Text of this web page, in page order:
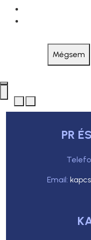
Mégsem
PR
Email: